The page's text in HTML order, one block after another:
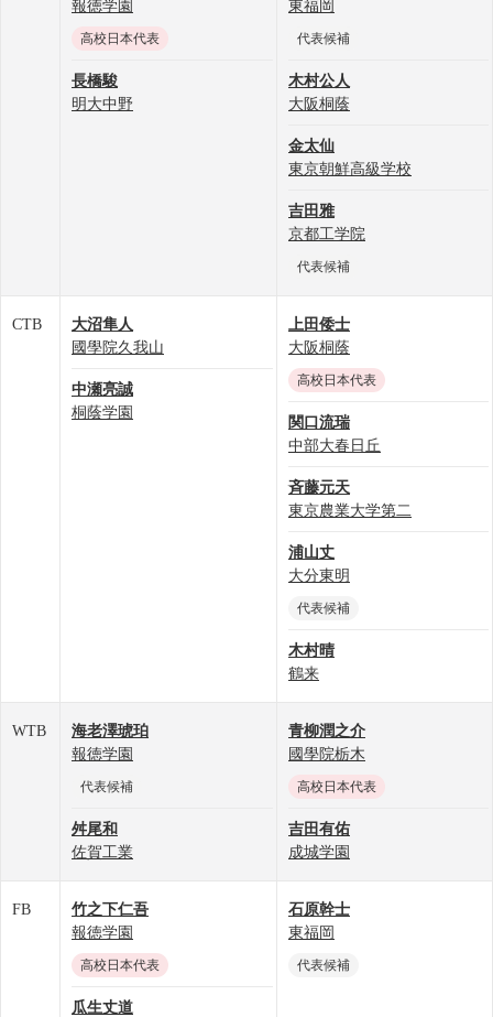
報徳学園
高校日本代表
長橋駿
明大中野
東福岡
代表候補
木村公人
大阪桐蔭
金太仙
東京朝鮮高級学校
吉田雅
京都工学院
代表候補
CTB 大沼隼人
國學院久我山
中瀬亮誠
桐蔭学園
上田倭士
大阪桐蔭
高校日本代表
関口流瑞
中部大春日丘
斉藤元天
東京農業大学第二
浦山丈
大分東明
代表候補
木村晴
鶴来
WTB 海老澤琥珀
報徳学園
代表候補
舛尾和
佐賀工業
青柳潤之介
國學院栃木
高校日本代表
吉田有佑
成城学園
FB 竹之下仁吾
報徳学園
高校日本代表
瓜生丈道
石原幹士
東福岡
代表候補